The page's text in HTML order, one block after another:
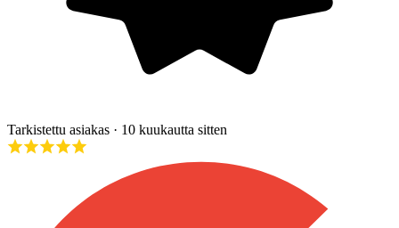
Tarkistettu asiakas · 10 kuukautta sitten